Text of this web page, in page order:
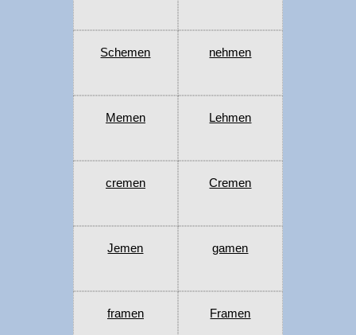
Schemen nehmen
Memen Lehmen
cremen Cremen
Jemen gamen
framen Framen